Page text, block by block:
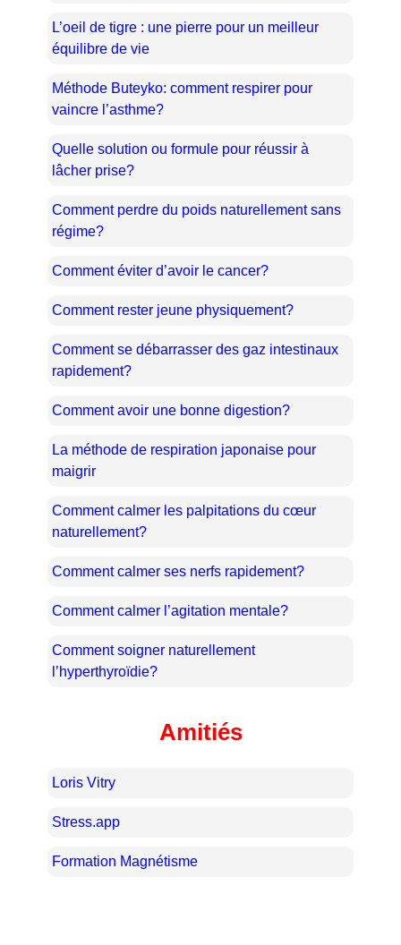
L’oeil de tigre : une pierre pour un meilleur
équilibre de vie
Méthode Buteyko: comment respirer pour
vaincre l’asthme?
Quelle solution ou formule pour réussir à
lâcher prise?
Comment perdre du poids naturellement sans
régime?
Comment éviter d’avoir le cancer?
Comment rester jeune physiquement?
Comment se débarrasser des gaz intestinaux
rapidement?
Comment avoir une bonne digestion?
La méthode de respiration japonaise pour
maigrir
Comment calmer les palpitations du cœur
naturellement?
Comment calmer ses nerfs rapidement?
Comment calmer l’agitation mentale?
Comment soigner naturellement
l’hyperthyroïdie?
Amitiés
Loris Vitry
Stress.app
Formation Magnétisme